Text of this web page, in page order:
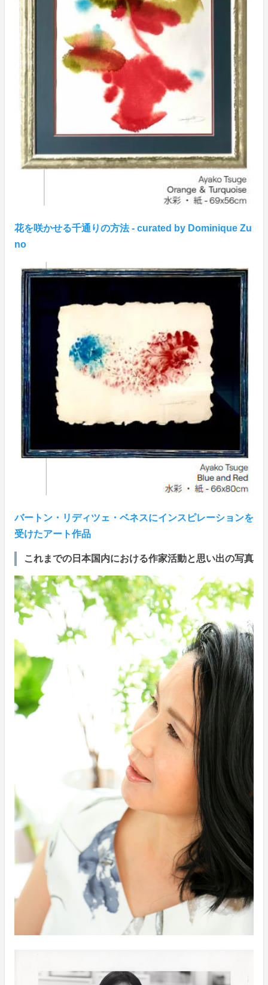
花を咲かせる千通りの方法 - curated by Dominique Zu
no
バートン・リディツェ・ベネスにインスピレーションを
受けたアート作品
これまでの日本国内における作家活動と思い出の写真